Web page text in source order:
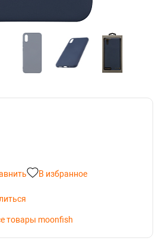
В избранное
товары moonfish